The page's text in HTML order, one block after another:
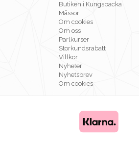
Butiken i Kungsbacka
Mässor
Om cookies
Om oss
Pärlkurser
Storkundsrabatt
Villkor
Nyheter
Nyhetsbrev
Om cookies